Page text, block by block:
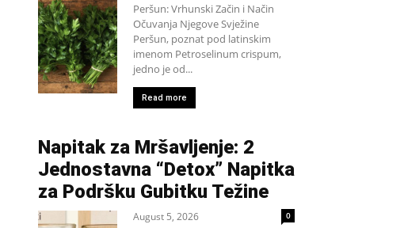
Peršun: Vrhunski Začin i Način
Očuvanja Njegove Svježine
Peršun, poznat pod latinskim
imenom Petroselinum crispum,
jedno je od...
Read more
Napitak za Mršavljenje: 2
Jednostavna “Detox” Napitka
za Podršku Gubitku Težine
August 5, 2026 0